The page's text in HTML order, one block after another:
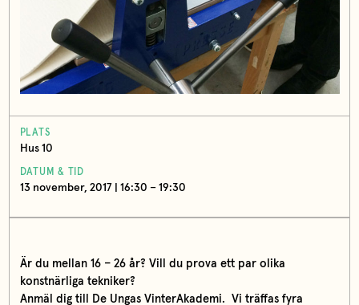
PLATS
Hus 10
DATUM & TID
13 november, 2017 | 16:30 – 19:30
Är du mellan 16 – 26 år? Vill du prova ett par olika
konstnärliga tekniker?
Anmäl dig till De Ungas VinterAkademi. Vi träffas fyra